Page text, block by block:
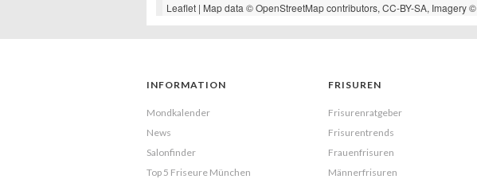
Leaflet| Map data ©OpenStreetMapcontributors, CC-BY-SA, Imagery ©
INFORMATION
Mondkalender
News
Salonfinder
Top 5 Friseure München
FRISUREN
Frisurenratgeber
Frisurentrends
Frauenfrisuren
Männerfrisuren